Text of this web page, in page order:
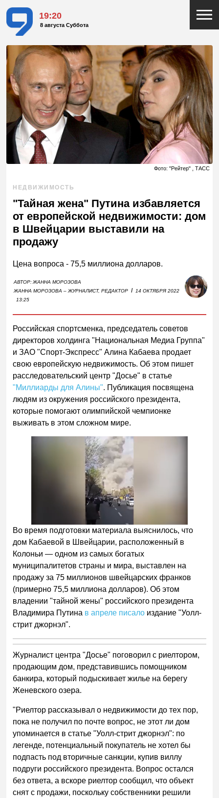
19:20
8 августа Суббота
Фото: "Рейтер" , ТАСС
НЕДВИЖИМОСТЬ
"Тайная жена" Путина избавляется
от европейской недвижимости: дом
в Швейцарии выставили на
продажу
Цена вопроса - 75,5 миллиона долларов.
АВТОР:ЖАННА МОРОЗОВА
ЖАННА МОРОЗОВА – ЖУРНАЛИСТ, РЕДАКТОР I
14 ОКТЯБРЯ 2022
13:25
Российская спортсменка, председатель советов
директоров холдинга "Национальная Медиа Группа"
и ЗАО "Спорт-Экспресс" Алина Кабаева продает
свою европейскую недвижимость. Об этом пишет
расследовательский центр "Досье" в статье
"Миллиарды для Алины". Публикация посвящена
людям из окружения российского президента,
которые помогают олимпийской чемпионке
выживать в этом сложном мире.
Во время подготовки материала выяснилось, что
дом Кабаевой в Швейцарии, расположенный в
Колоньи — одном из самых богатых
муниципалитетов страны и мира, выставлен на
продажу за 75 миллионов швейцарских франков
(примерно 75,5 миллиона долларов). Об этом
владении "тайной жены" российского президента
Владимира Путина в апреле писало издание "Уолл-
стрит джорнэл".
Журналист центра "Досье" поговорил с риелтором,
продающим дом, представившись помощником
банкира, который подыскивает жилье на берегу
Женевского озера.
"Риелтор рассказывал о недвижимости до тех пор,
пока не получил по почте вопрос, не этот ли дом
упоминается в статье "Уолл-стрит джорнэл": по
легенде, потенциальный покупатель не хотел бы
подпасть под вторичные санкции, купив виллу
подруги российского президента. Вопрос остался
без ответа, а вскоре риелтор сообщил, что объект
снят с продажи, поскольку собственники решили